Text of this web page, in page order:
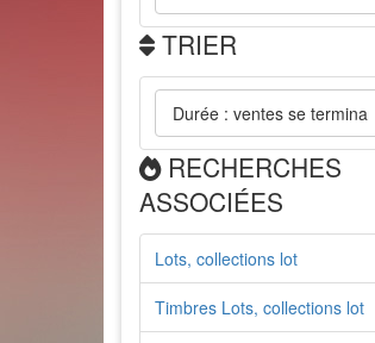
TRIER
RECHERCHES
ASSOCIÉES
Lots, collections lot
Timbres Lots, collections lot